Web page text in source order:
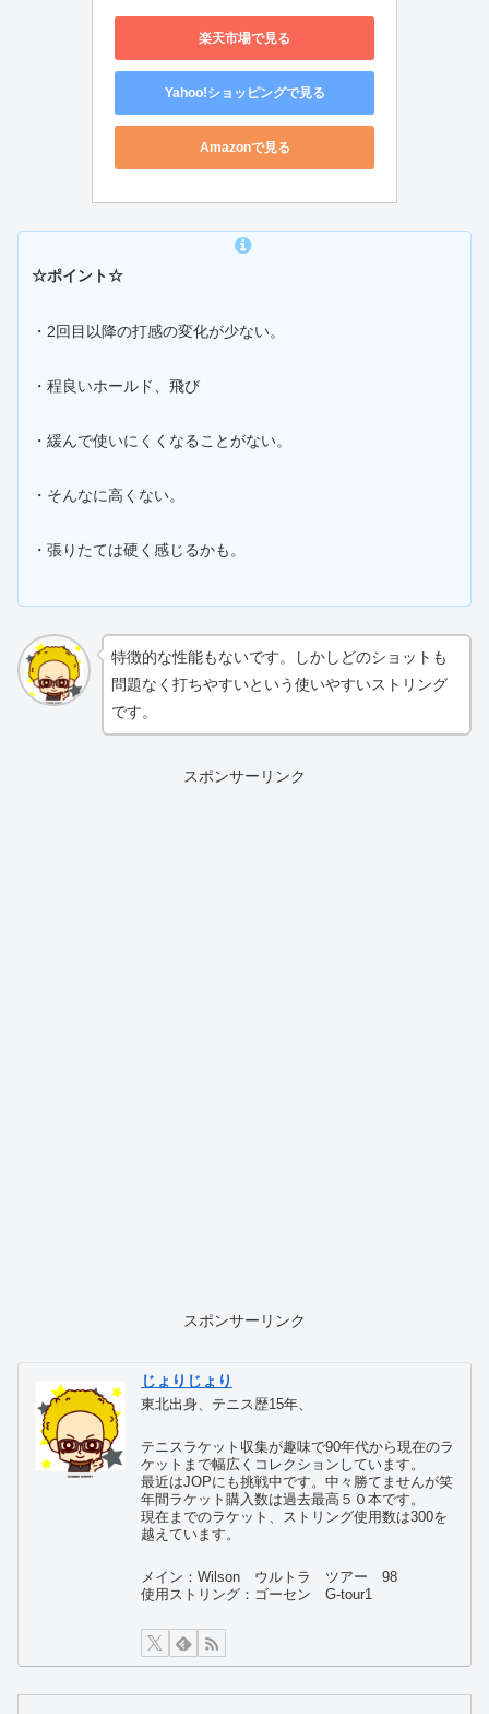
楽天市場で見る
Yahoo!ショッピングで見る
Amazonで見る
☆ポイント☆
・2回目以降の打感の変化が少ない。
・程良いホールド、飛び
・緩んで使いにくくなることがない。
・そんなに高くない。
・張りたては硬く感じるかも。
特徴的な性能もないです。しかしどのショットも
問題なく打ちやすいという使いやすいストリング
です。
スポンサーリンク
スポンサーリンク
じょりじょり
東北出身、テニス歴15年、
テニスラケット収集が趣味で90年代から現在のラ
ケットまで幅広くコレクションしています。
最近はJOPにも挑戦中です。中々勝てませんが笑
年間ラケット購入数は過去最高５０本です。
現在までのラケット、ストリング使用数は300を
越えています。
メイン：Wilson ウルトラ ツアー 98
使用ストリング：ゴーセン G-tour1